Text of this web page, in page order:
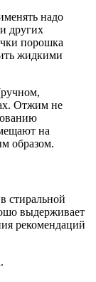
надо
других
порошка
жидкими
Отжим не
на
образом.
стиральной
выдерживает
рекомендаций